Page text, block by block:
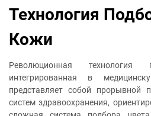
Технология
Кожи
Революционная
интегрированная в
представляет собой прорывной
систем здравоохранения,